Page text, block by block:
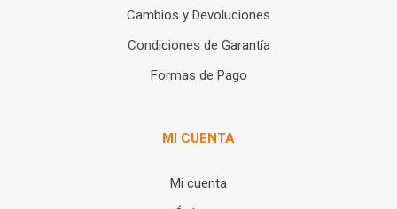
Cambios y Devoluciones
Condiciones de Garantía
Formas de Pago
MI CUENTA
Mi cuenta